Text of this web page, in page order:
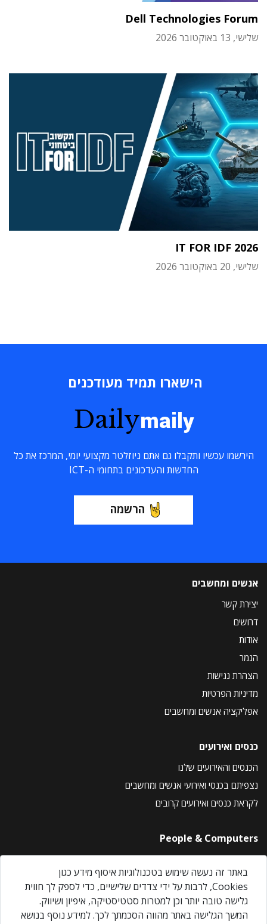
Dell Technologies Forum
שלישי, 13 באוקטובר 2026
IT FOR IDF 2026
שלישי, 20 באוקטובר 2026
הישארו תמיד מעודכנים
Dailymaily
הירשמו עכשיו ותקבלו גם אתם ניוזלטר מקצועי יומי, המרכז את כל
החדשות והעדכונים בתחומי ה-ICT
הרשמה
אנשים ומחשבים
יצירת קשר
דרושים
אודות
הנמר
הצהרת נגישות
מדיניות הפרטיות
אפליקציה אנשים ומחשבים
כנסים ואירועים
הכנסים והאירועים שלנו
נצפיתם בכנסי ואירועי אנשים ומחשבים
לקראת כנסים ואירועים קרובים
People & Computers
About Us
Privacy Policy
Contact Us
Our Events
באתר זה נעשה שימוש בטכנולוגיות איסוף מידע כגון
Cookies, לרבות על ידי צדדים שלישיים, כדי לספק לך חווית
גלישה טובה יותר וכן למטרות סטטיסטיקה, איפיון ושיווק.
המשך הגלישה באתר מהווה הסכמתך לכך. למידע נוסף בנושא